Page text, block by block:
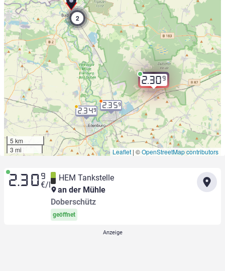
2.309
2.359
2.349
2
5 km
3 mi
Leaflet | ©OpenStreetMap contributors
2.30 9
€/l
HEM Tankstelle
an der Mühle
Doberschütz
geöffnet